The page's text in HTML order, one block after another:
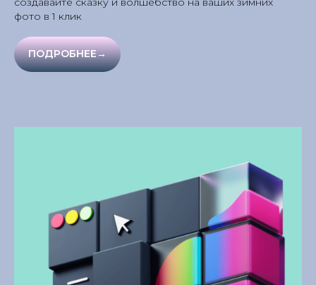
фото в 1 клик
ПОДРОБНЕЕ→